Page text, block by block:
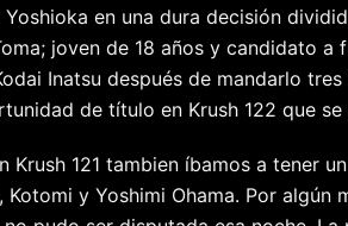
en una dura decisión
joven de 18 años y candidato a
Inatsu después de mandarlo
de título en Krush 122 que
Krush 121 tambien íbamos a tener
y Yoshimi Ohama. Por algún